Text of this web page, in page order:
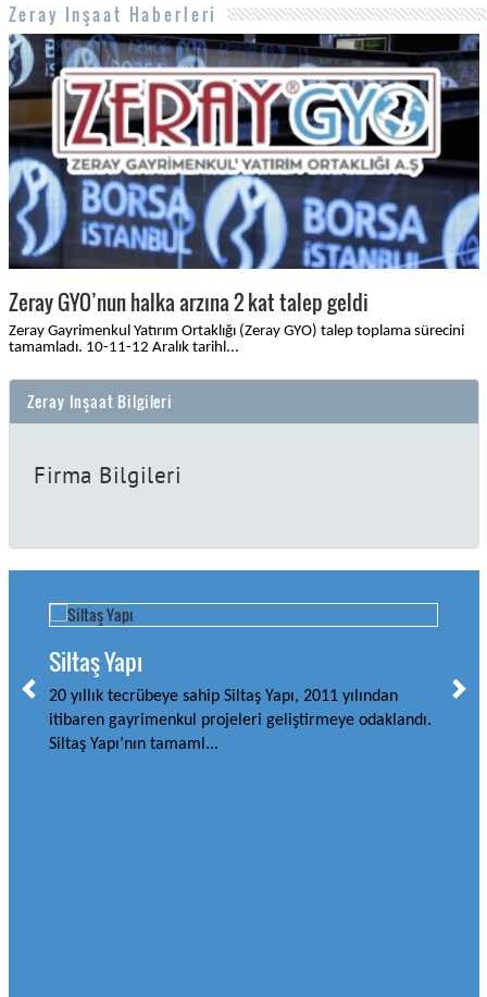
Zeray Inşaat Haberleri
Zeray GYO’nun halka arzına 2 kat talep geldi
Zeray Gayrimenkul Yatırım Ortaklığı (Zeray GYO) talep toplama sürecini
tamamladı. 10-11-12 Aralık tarihl...
Zeray Inşaat Bilgileri
Firma Bilgileri
Siltaş Yapı
20 yıllık tecrübeye sahip Siltaş Yapı, 2011 yılından
itibaren gayrimenkul projeleri geliştirmeye odaklandı.
Siltaş Yapı’nın tamaml...